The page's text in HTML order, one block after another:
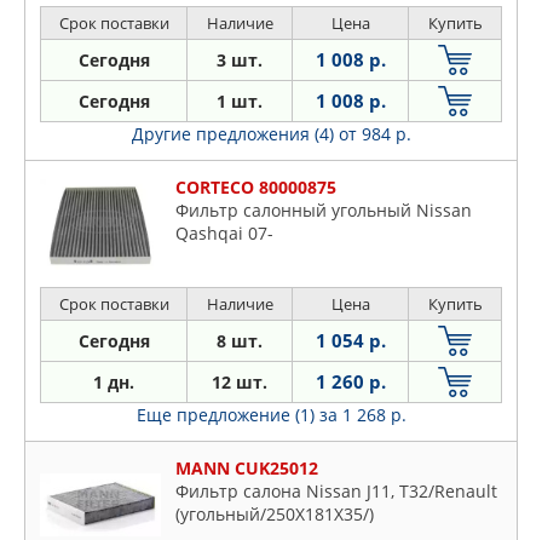
Срок поставки Наличие Цена Купить
Сегодня 3 шт. 1 008 р.
Сегодня 1 шт. 1 008 р.
Другие предложения (4) от 984 р.
CORTECO 80000875
Фильтр салонный угольный Nissan
Qashqai 07-
Срок поставки Наличие Цена Купить
Сегодня 8 шт. 1 054 р.
1 дн. 12 шт. 1 260 р.
Еще предложение (1) за 1 268 р.
MANN CUK25012
Фильтр салона Nissan J11, T32/Renault
(угольный/250X181X35/)